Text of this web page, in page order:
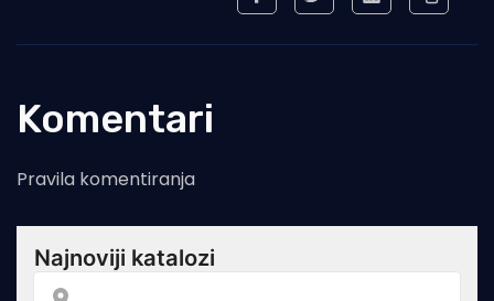
Komentari
Pravila komentiranja